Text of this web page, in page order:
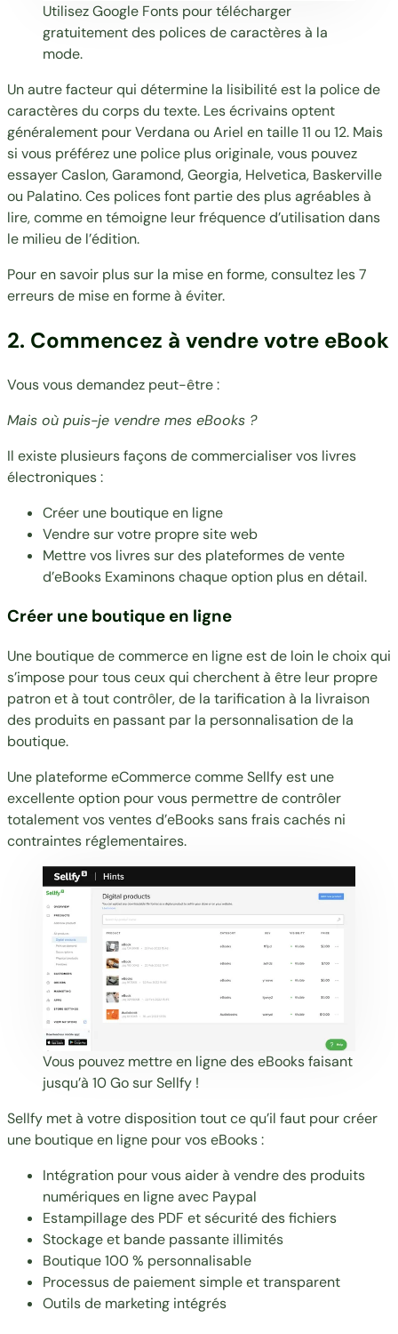
UtilisezGoogle Fonts pour télécharger
gratuitement des polices de caractères à la
mode.
Un autre facteur qui détermine la lisibilité est la police de
caractères du corps du texte. Les écrivains optent
généralement pour Verdana ou Ariel en taille 11 ou 12. Mais
si vous préférez une police plus originale, vous pouvez
essayer Caslon, Garamond, Georgia, Helvetica, Baskerville
ou Palatino. Ces polices font partie des plus agréables à
lire, comme en témoigne leur fréquence d’utilisation dans
le milieu de l’édition.
Pour en savoir plus sur la mise en forme, consultez les7
erreurs de mise en forme à éviter.
2. Commencez à vendre votre eBook
Vous vous demandez peut-être :
Mais où puis-je vendre mes eBooks ?
Il existe plusieurs façons de commercialiser vos livres
électroniques :
Créer une boutique en ligne
Vendre sur votre propre site web
Mettre vos livres sur des plateformes de vente
d’eBooks Examinons chaque option plus en détail.
Créer une boutique en ligne
Une boutique de commerce en ligne est de loin le choix qui
s’impose pour tous ceux qui cherchent à être leur propre
patron et à tout contrôler, de la tarification à la livraison
des produits en passant par la personnalisation de la
boutique.
Une plateforme eCommerce commeSellfy est une
excellente option pour vous permettre de contrôler
totalement vos ventes d’eBooks sans frais cachés ni
contraintes réglementaires.
Vous pouvez mettre en ligne des eBooks faisant
jusqu’à 10 Go sur Sellfy !
Sellfy met à votre disposition tout ce qu’il faut pour créer
une boutique en ligne pour vos eBooks :
Intégration pour vous aider à vendre des produits
numériques en ligne avec Paypal
Estampillage des PDF et sécurité des fichiers
Stockage et bande passante illimités
Boutique 100 % personnalisable
Processus de paiement simple et transparent
Outils de marketing intégrés